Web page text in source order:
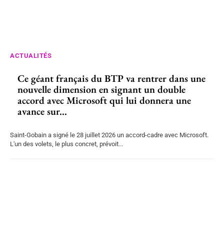
ACTUALITÉS
Ce géant français du BTP va rentrer dans une
nouvelle dimension en signant un double
accord avec Microsoft qui lui donnera une
avance sur...
Saint-Gobain a signé le 28 juillet 2026 un accord-cadre avec Microsoft.
L'un des volets, le plus concret, prévoit...